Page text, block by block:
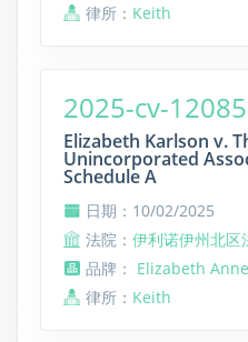
律所： Keith
2025-cv-12085
Elizabeth Karlson v.
Unincorporated
Schedule A
日期：10/02/2025
法院： 伊利诺伊州北区
品牌： Elizabeth
律所： Keith